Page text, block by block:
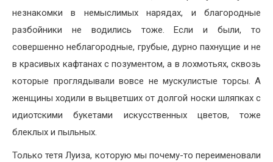
незнакомки в немыслимых нарядах, и благородные
разбойники не водились тоже. Если и были, то
совершенно неблагородные, грубые, дурно пахнущие и не
в красивых кафтанах с позументом, а в лохмотьях, сквозь
которые проглядывали вовсе не мускулистые торсы. А
женщины ходили в выцветших от долгой носки шляпках с
идиотскими букетами искусственных цветов, тоже
блеклых и пыльных.
Только тетя Луиза, которую мы почему-то переименовали